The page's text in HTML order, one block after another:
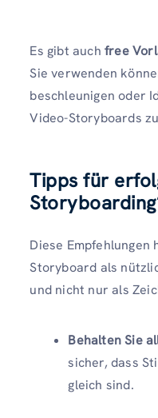
Es gibt auch free
Sie verwenden
beschleunigen oder
Video-Storyboards
Tipps für
Diese Empfehlungen
Storyboard als
und nicht nur als
Behalten Sie
sicher, dass
gleich sind.